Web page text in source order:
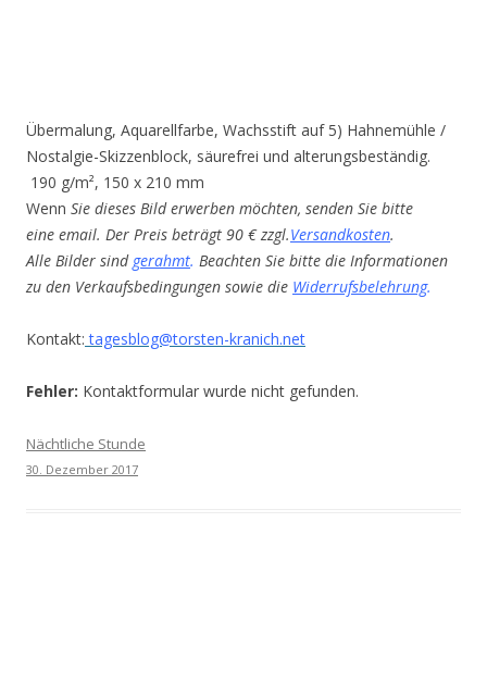
Übermalung, Aquarellfarbe, Wachsstift auf 5) Hahnemühle /
Nostalgie-Skizzenblock, säurefrei und alterungsbeständig.
190 g/m², 150 x 210 mm
Wenn Sie dieses Bild erwerben möchten, senden Sie bitte
eine email. Der Preis beträgt 90 € zzgl.Versandkosten.
Alle Bilder sind gerahmt. Beachten Sie bitte die Informationen
zu den Verkaufsbedingungen sowie die Widerrufsbelehrung.
Kontakt: tagesblog@torsten-kranich.net
Fehler: Kontaktformular wurde nicht gefunden.
Nächtliche Stunde
30. Dezember 2017